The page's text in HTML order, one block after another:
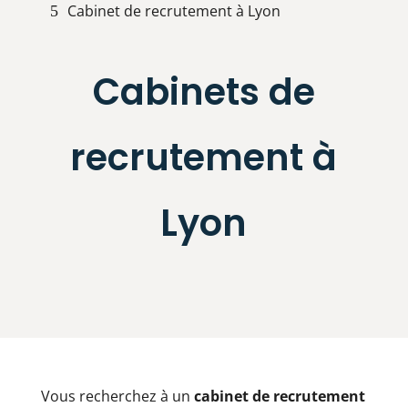
5 Cabinet de recrutement à Lyon
Cabinets de
recrutement à
Lyon
Vous recherchez à un cabinet de recrutement